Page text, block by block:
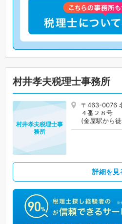
村井孝夫税理士事務所
〒463-0076
４番２８号
(金屋駅から
村井孝夫税理士事
務所
詳細を見